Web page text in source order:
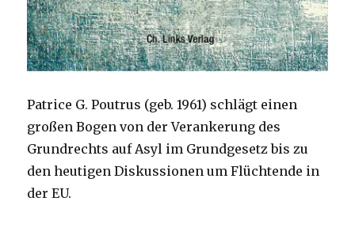
Patrice G. Poutrus (geb. 1961) schlägt einen
großen Bogen von der Verankerung des
Grundrechts auf Asyl im Grundgesetz bis zu
den heutigen Diskussionen um Flüchtende in
der EU.